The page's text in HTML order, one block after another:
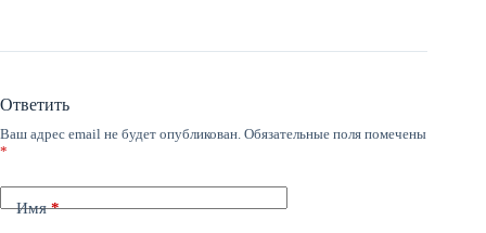
Ответить
Ваш адрес email не будет опубликован. Обязательные поля помечены
*
Имя*